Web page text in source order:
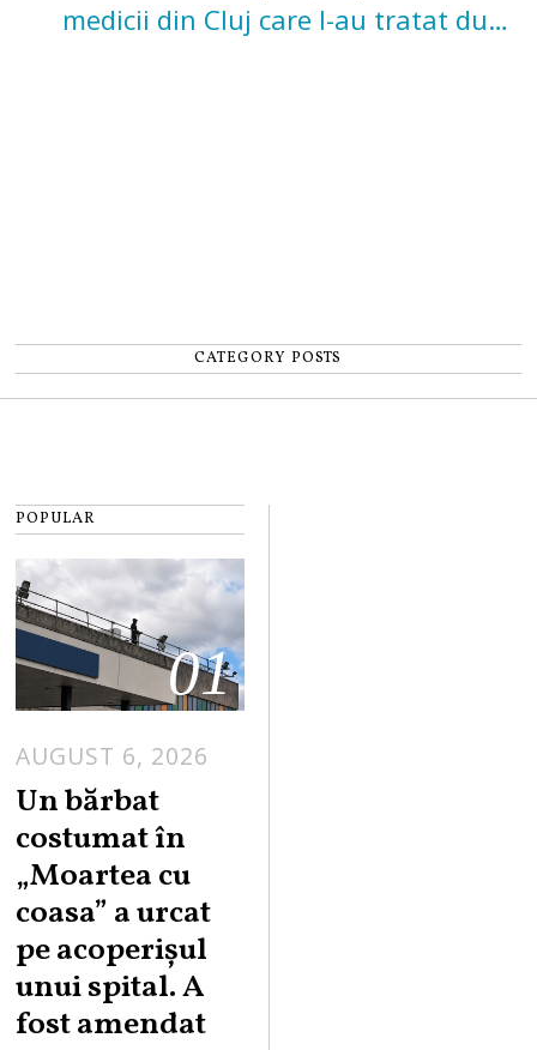
medicii din Cluj care l-au tratat după
CATEGORY POSTS
POPULAR
01
AUGUST 6, 2026
Un bărbat
costumat în
„Moartea cu
coasa” a urcat
pe acoperișul
unui spital. A
fost amendat